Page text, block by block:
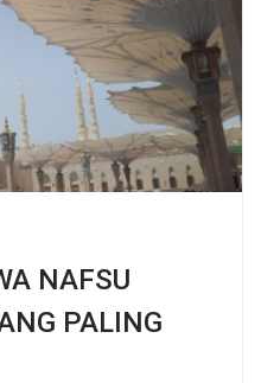
NAFSU
PALING